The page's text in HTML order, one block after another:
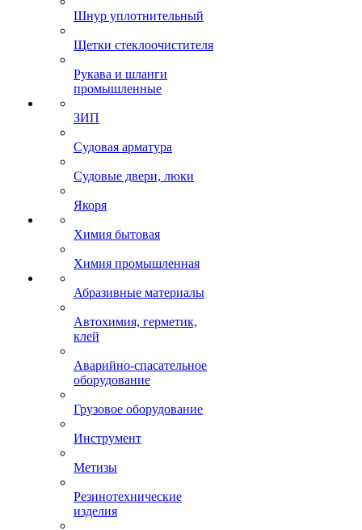
Шнур уплотнительный
Щетки стеклоочистителя
Рукава и шланги
промышленные
ЗИП
Судовая арматура
Судовые двери, люки
Якоря
Химия бытовая
Химия промышленная
Абразивные материалы
Автохимия, герметик,
клей
Аварийно-спасательное
оборудование
Грузовое оборудование
Инструмент
Метизы
Резинотехнические
изделия